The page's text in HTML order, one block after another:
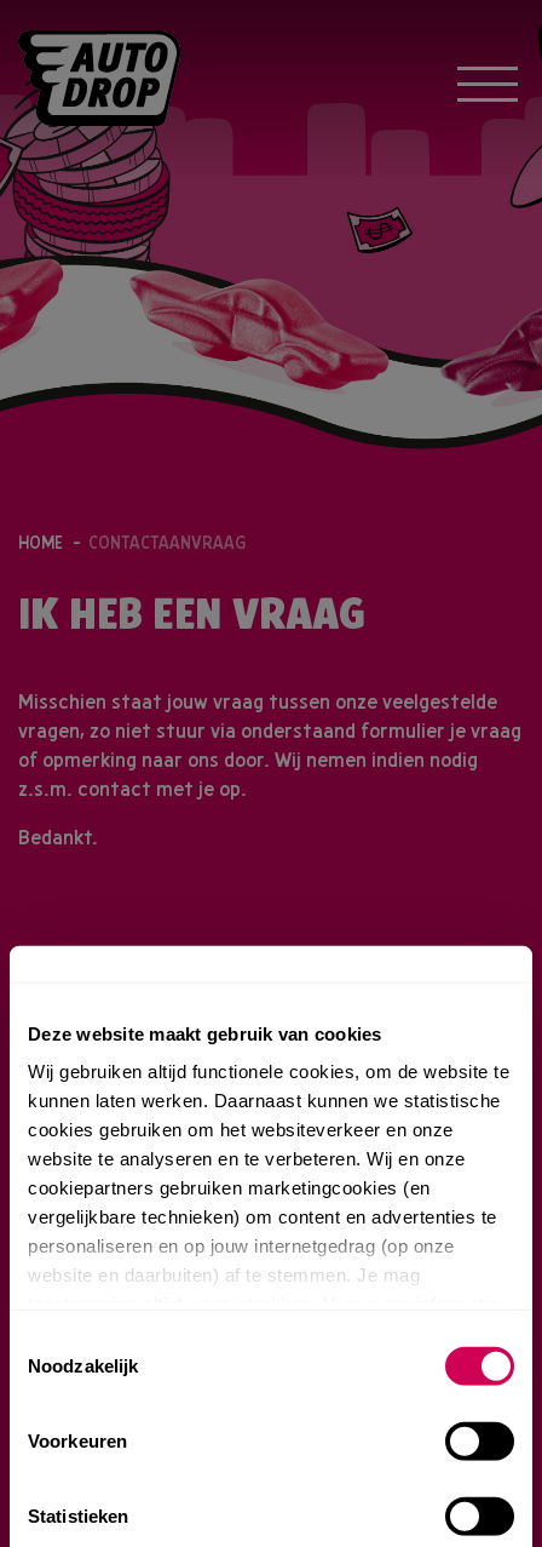
Deze website maakt gebruik van cookies
Wij gebruiken altijd functionele cookies, om de website te
kunnen laten werken. Daarnaast kunnen we statistische
cookies gebruiken om het websiteverkeer en onze
website te analyseren en te verbeteren. Wij en onze
cookiepartners gebruiken marketingcookies (en
vergelijkbare technieken) om content en advertenties te
personaliseren en op jouw internetgedrag (op onze
website en daarbuiten) af te stemmen. Je mag
verwijzen wij je naar onze privacyverklaring.
Noodzakelijk
Voorkeuren
Statistieken
HOME CONTACTAANVRAAG
IK HEB EEN VRAAG
Misschien staat jouw vraag tussen onze veelgestelde
vragen, zo niet stuur via onderstaand formulier je vraag
of opmerking naar ons door. Wij nemen indien nodig
z.s.m. contact met je op.
Bedankt.
BEN JE 13 JAAR OF OUDER?